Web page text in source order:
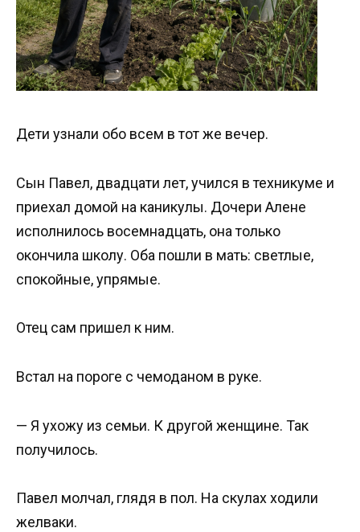
Дети узнали обо всем в тот же вечер.
Сын Павел, двадцати лет, учился в техникуме и
приехал домой на каникулы. Дочери Алене
исполнилось восемнадцать, она только
окончила школу. Оба пошли в мать: светлые,
спокойные, упрямые.
Отец сам пришел к ним.
Встал на пороге с чемоданом в руке.
— Я ухожу из семьи. К другой женщине. Так
получилось.
Павел молчал, глядя в пол. На скулах ходили
желваки.